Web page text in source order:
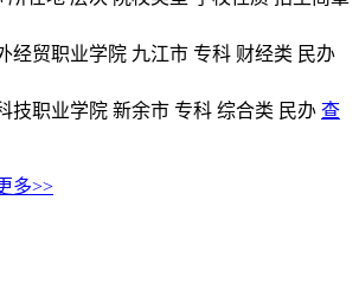
经贸职业学院 九江市 专科 财经类 民办
技职业学院 新余市 专科 综合类 民办 查
多>>